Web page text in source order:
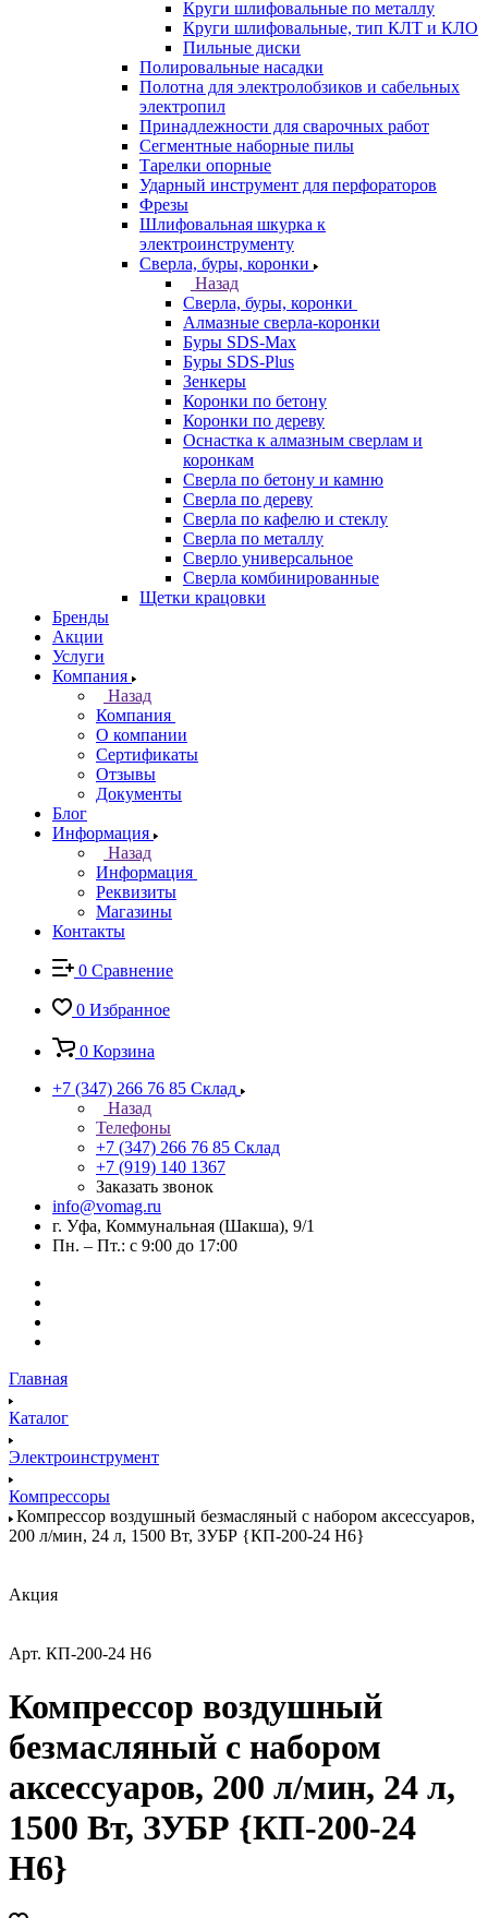
Круги шлифовальные по металлу
Круги шлифовальные, тип КЛТ и КЛО
Пильные диски
Полировальные насадки
Полотна для электролобзиков и сабельных
электропил
Принадлежности для сварочных работ
Сегментные наборные пилы
Тарелки опорные
Ударный инструмент для перфораторов
Фрезы
Шлифовальная шкурка к
электроинструменту
Сверла, буры, коронки
Назад
Сверла, буры, коронки
Алмазные сверла-коронки
Буры SDS-Max
Буры SDS-Plus
Зенкеры
Коронки по бетону
Коронки по дереву
Оснастка к алмазным сверлам и
коронкам
Сверла по бетону и камню
Сверла по дереву
Сверла по кафелю и стеклу
Сверла по металлу
Сверло универсальное
Сверла комбинированные
Щетки крацовки
Бренды
Акции
Услуги
Компания
Назад
Компания
О компании
Сертификаты
Отзывы
Документы
Блог
Информация
Назад
Информация
Реквизиты
Магазины
Контакты
0 Сравнение
0 Избранное
0 Корзина
+7 (347) 266 76 85 Склад
Назад
Телефоны
+7 (347) 266 76 85 Склад
+7 (919) 140 1367
Заказать звонок
info@vomag.ru
г. Уфа, Коммунальная (Шакша), 9/1
Пн. – Пт.: с 9:00 до 17:00
Главная
Каталог
Электроинструмент
Компрессоры
Компрессор воздушный безмасляный с набором аксессуаров,
200 л/мин, 24 л, 1500 Вт, ЗУБР {КП-200-24 Н6}
Акция
Арт. КП-200-24 Н6
Компрессор воздушный
безмасляный с набором
аксессуаров, 200 л/мин, 24 л,
1500 Вт, ЗУБР {КП-200-24
Н6}